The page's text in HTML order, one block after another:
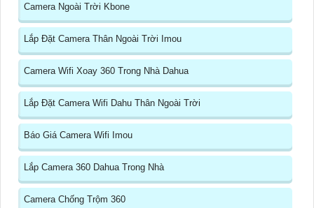
Camera Ngoài Trời Kbone
Lắp Đặt Camera Thân Ngoài Trời Imou
Camera Wifi Xoay 360 Trong Nhà Dahua
Lắp Đặt Camera Wifi Dahu Thân Ngoài Trời
Báo Giá Camera Wifi Imou
Lắp Camera 360 Dahua Trong Nhà
Camera Chống Trộm 360